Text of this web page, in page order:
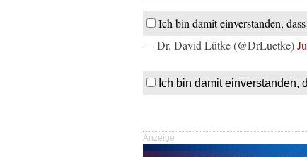
Ich bin damit einverstanden,
— Dr. David Lütke (@DrLuetke)
Ich bin damit einverstanden,
Anzeige